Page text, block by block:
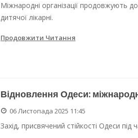
Міжнародні організації продовжують
дитячої лікарні.
Продовжити Читання
Відновлення Одеси:
06 Листопада 2025 11:45
Захід, присвячений стійкості Одеси